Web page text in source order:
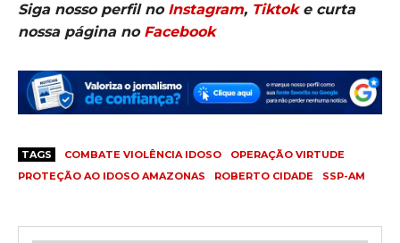
Siga nosso perfil no Instagram, Tiktoke curta
nossa página no Facebook
TAGS COMBATE VIOLÊNCIA IDOSO
OPERAÇÃO VIRTUDE
PROTEÇÃO AO IDOSO AMAZONAS
ROBERTO CIDADE SSP-AM